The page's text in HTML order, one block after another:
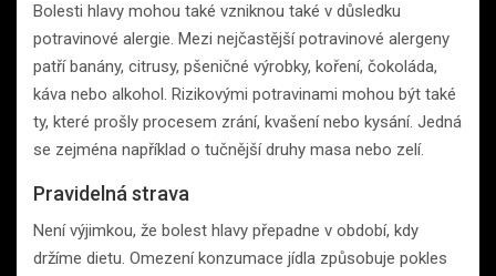
Bolesti hlavy mohou také vzniknou také v důsledku
potravinové alergie. Mezi nejčastější potravinové alergeny
patří banány, citrusy, pšeničné výrobky, koření, čokoláda,
káva nebo alkohol. Rizikovými potravinami mohou být také
ty, které prošly procesem zrání, kvašení nebo kysání. Jedná
se zejména například o tučnější druhy masa nebo zelí.
Pravidelná strava
Není výjimkou, že bolest hlavy přepadne v období, kdy
držíme dietu. Omezení konzumace jídla způsobuje pokles